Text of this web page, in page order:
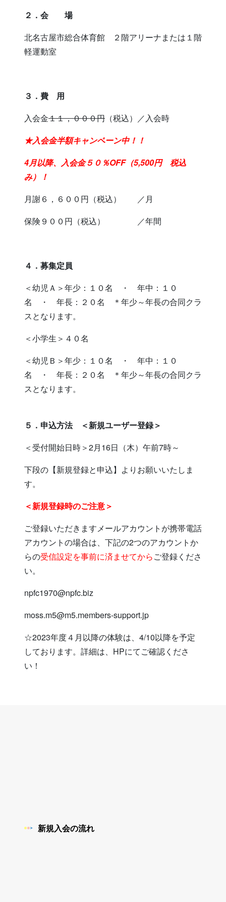
２．会 場
北名古屋市総合体育館 ２階アリーナまたは１階
軽運動室
３．費 用
入会金１１，０００円 （税込）／入会時
★入会金半額キャンペーン中！！
4月以降、入会金５０％OFF（5,500円 税込
み）！
月謝６，６００円（税込） ／月
保険９００円（税込） ／年間
４．募集定員
＜幼児Ａ＞年少：１０名 ・ 年中：１０
名 ・ 年長：２０名 ＊年少～年長の合同クラ
スとなります。
＜小学生＞４０名
＜幼児Ｂ＞年少：１０名 ・ 年中：１０
名 ・ 年長：２０名 ＊年少～年長の合同クラ
スとなります。
５．申込方法 ＜新規ユーザー登録＞
＜受付開始日時＞2月16日（木）午前7時～
下段の【新規登録と申込】よりお願いいたしま
す。
＜新規登録時のご注意＞
ご登録いただきますメールアカウントが携帯電話
アカウントの場合は、下記の2つのアカウントか
らの受信設定を事前に済ませてからご登録くださ
い。
npfc1970@npfc.biz
moss.m5@m5.members-support.jp
☆2023年度４月以降の体験は、4/10以降を予定
しております。詳細は、HPにてご確認くださ
い！
新規入会の流れ